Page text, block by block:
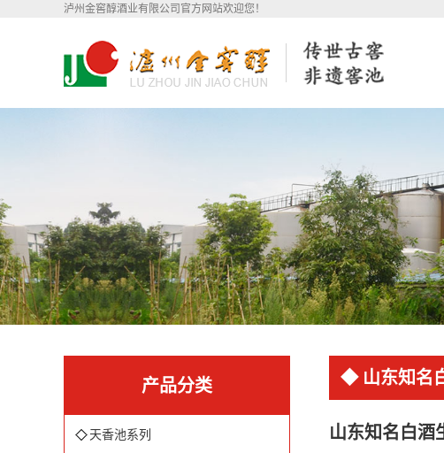
泸州金窖醇酒业有限公司官方网站欢迎您！
产品分类
天香池系列
◆ 山东知名
山东知名白酒